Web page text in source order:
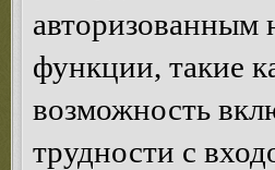
авторизованным
функции, такие
возможность
трудности с